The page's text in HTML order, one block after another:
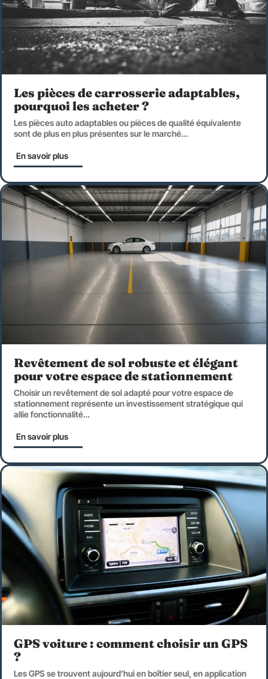
Les pièces de carrosserie adaptables,
pourquoi les acheter ?
Les pièces auto adaptables ou pièces de qualité équivalente
sont de plus en plus présentes sur le marché…
En savoir plus
Revêtement de sol robuste et élégant
pour votre espace de stationnement
Choisir un revêtement de sol adapté pour votre espace de
stationnement représente un investissement stratégique qui
allie fonctionnalité…
En savoir plus
GPS voiture : comment choisir un GPS
?
Les GPS se trouvent aujourd’hui en boîtier seul, en application